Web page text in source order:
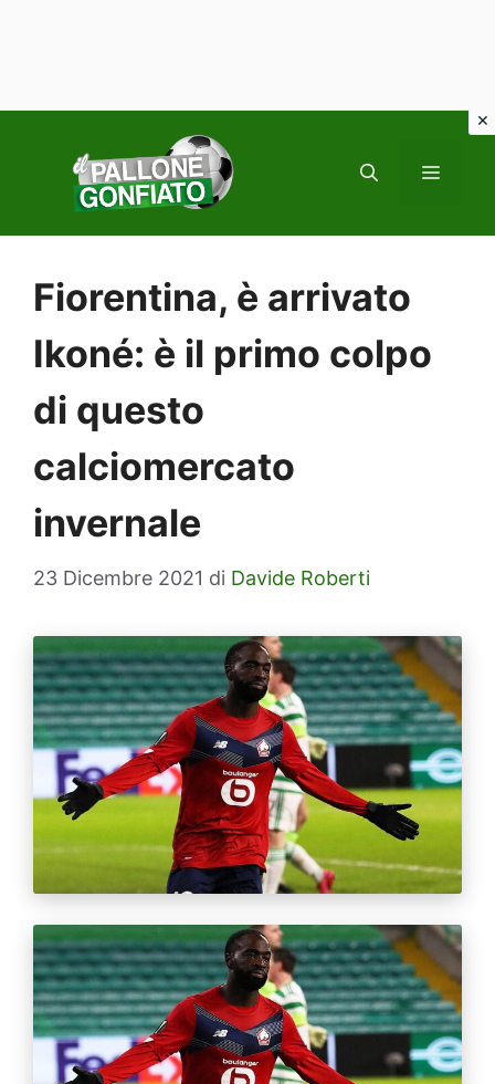
contenuto
MENU
Fiorentina, è arrivato
Ikoné: è il primo colpo
di questo
calciomercato
invernale
23 Dicembre 2021 di Davide Roberti